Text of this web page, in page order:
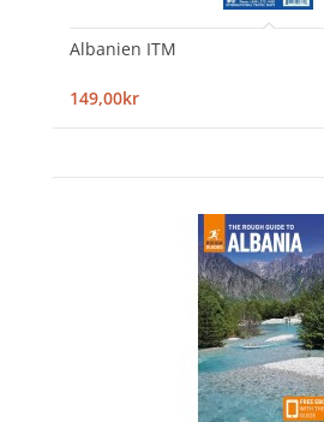
Albanien ITM
149,00kr